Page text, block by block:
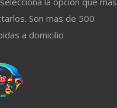
Son mas de 500
a domicilio